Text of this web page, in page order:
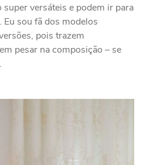
versáteis e podem ir para
Eu sou fã dos modelos
pois trazem
pesar na composição – se